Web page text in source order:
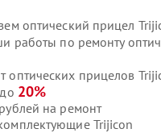
оптический прицел
работы по ремонту
оптических прицелов
20%
на ремонт
Trijicon